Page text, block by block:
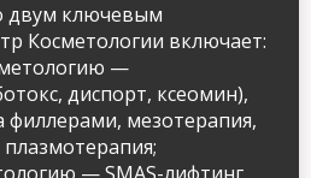
двум ключевым
Косметологии включает:
—
диспорт, ксеомин),
филлерами, мезотерапия,